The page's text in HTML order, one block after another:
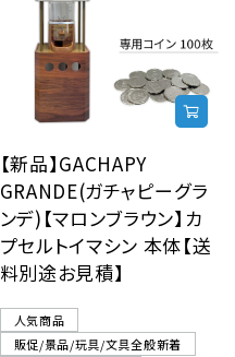
【新品】GACHAPY
GRANDE(ガチャピーグラ
ンデ)【マロンブラウン】カ
プセルトイマシン 本体【送
料別途お見積】
人気商品
販促/景品/玩具/文具全般新着